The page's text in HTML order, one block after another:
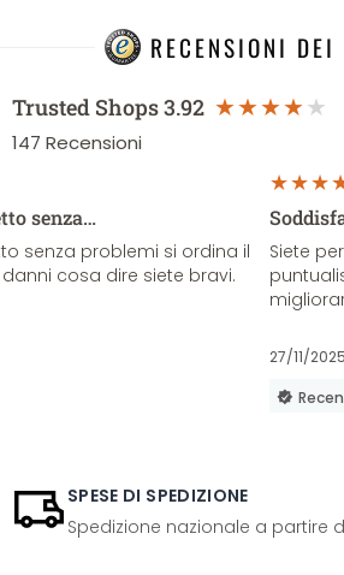
RECENSIONI
Trusted Shops3.92
147 Recensioni
senza…
senza problemi si ordina il
cosa dire siete bravi.
Siete
27/11/2025
SPESE DI SPEDIZIONE
Spedizione nazionale a partire